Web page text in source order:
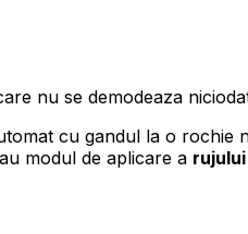
nu se demodeaza
cu gandul la o rochie
modul de aplicare a rujului